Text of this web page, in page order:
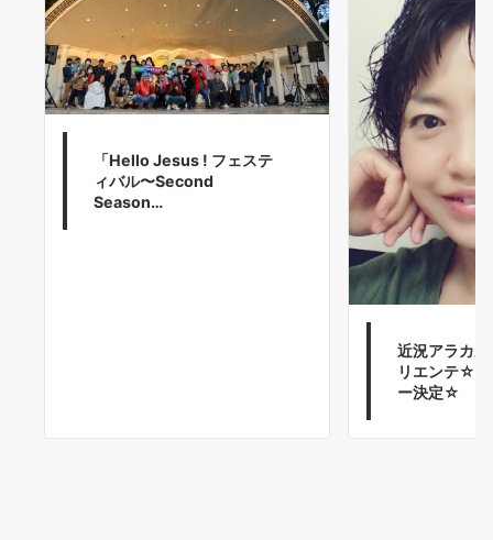
「Hello Jesus ! フェステ
ィバル〜Second
Season…
近況アラカ
リエンテ☆
ー決定☆